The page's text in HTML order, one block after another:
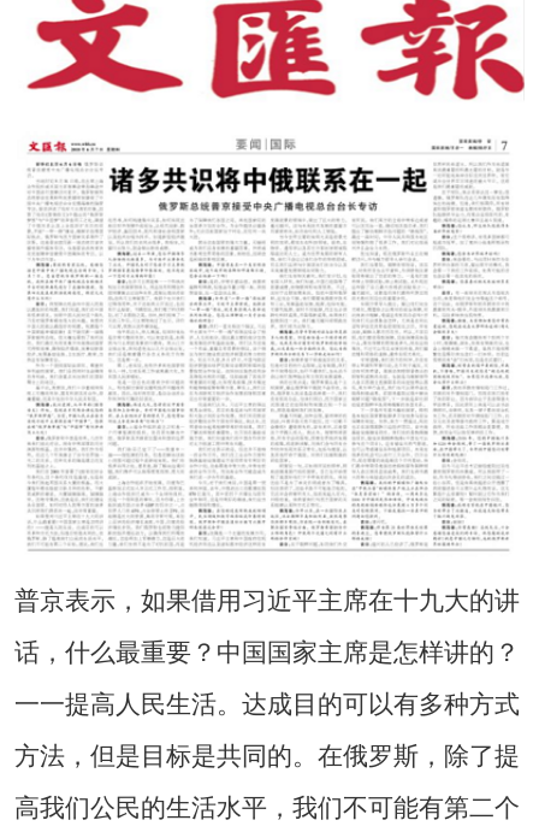
普京表示，如果借用习近平主席在十九大的讲
话，什么最重要？中国国家主席是怎样讲的？
一一提高人民生活。达成目的可以有多种方式
方法，但是目标是共同的。在俄罗斯，除了提
高我们公民的生活水平，我们不可能有第二个